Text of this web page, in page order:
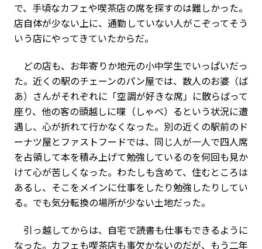
で、手頃なカフェや喫茶店の席を探すのは難しかった。
店自体が少ない上に、通勤していない人がこぞってそう
いう店にやってきていたからだ。
どの店も、お年寄りか地元の小中学生でいっぱいだっ
た。近くの駅のチェーンのパン屋では、数人のお婆（ば
あ）さんがそれぞれに「空調が好きな席」に散らばって
座り、他の客の頭越しに喋（しゃべ）るという状況に遭
遇し、心が折れて行かなくなった。別の近くの駅前のド
ーナツ屋とファストフードでは、同じ人が一人で四人席
を占領して本を積み上げて勉強しているのを何回も見か
けて心が苦しくなった。わたしも含めて、住むところは
あるし、そこをメインに仕事をしたり勉強したりしてい
る。でも気分転換の場所が少ない土地だった。
引っ越してからは、自宅で読書も仕事もできるように
なった。カフェも喫茶店も事欠かないのだが、もう二年